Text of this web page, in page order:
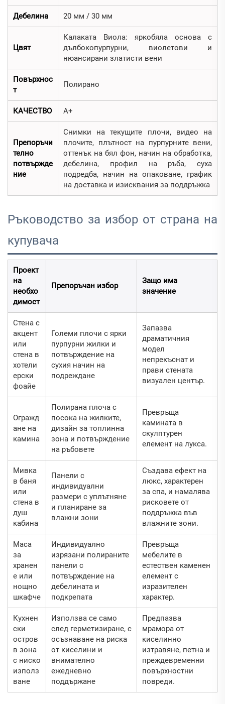
Дебелина 20 мм / 30 мм
Цвят
Калаката Виола: яркобяла основа с
дълбокопурпурни, виолетови и
нюансирани златисти вени
Повърхнос
т
Полирано
КАЧЕСТВО А+
Препоръчи
телно
потвържде
ние
Снимки на текущите плочи, видео на
плочите, плътност на пурпурните вени,
оттенък на бял фон, начин на обработка,
дебелина, профил на ръба, суха
подредба, начин на опаковане, график
на доставка и изисквания за поддръжка
Ръководство за избор от страна на
купувача
Проект
на
необхо
димост
Препоръчан избор
Защо има
значение
Стена с
акцент
или
стена в
хотели
ерски
фоайе
Големи плочи с ярки
пурпурни жилки и
потвърждение на
сухия начин на
подреждане
Запазва
драматичния
модел
непрекъснат и
прави стената
визуален център.
Огражд
ане на
камина
Полирана плоча с
посока на жилките,
дизайн за топлинна
зона и потвърждение
на ръбовете
Превръща
камината в
скулптурен
елемент на лукса.
Мивка
в баня
или
стена в
душ
кабина
Панели с
индивидуални
размери с уплътняне
и планиране за
влажни зони
Създава ефект на
люкс, характерен
за спа, и намалява
рисковете от
поддръжка във
влажните зони.
Маса
за
хранен
е или
нощно
шкафче
Индивидуално
изрязани полираните
панели с
потвърждение на
дебелината и
подкрепата
Превръща
мебелите в
естествен каменен
елемент с
изразителен
характер.
Кухнен
ски
остров
в зона
с ниско
използ
ване
Използва се само
след герметизиране, с
осъзнаване на риска
от киселини и
внимателно
ежедневно
поддържане
Предпазва
мрамора от
киселинно
изтравяне, петна и
преждевременни
повърхностни
повреди.